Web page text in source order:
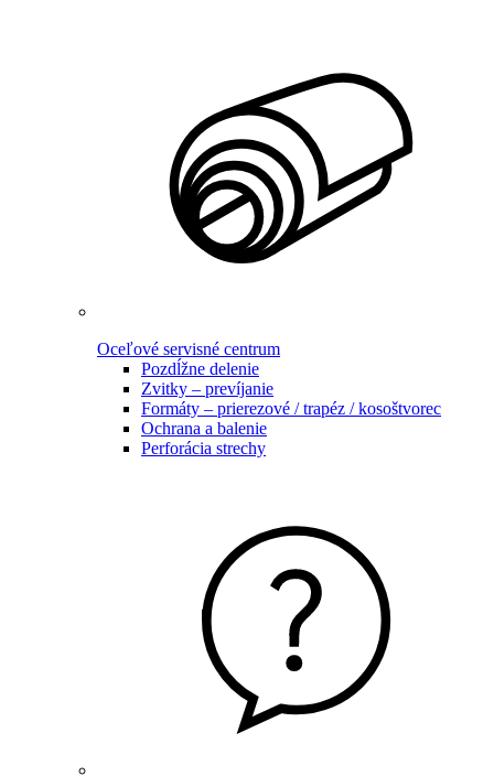
Oceľové servisné centrum
Pozdĺžne delenie
Zvitky – prevíjanie
Formáty – prierezové / trapéz / kosoštvorec
Ochrana a balenie
Perforácia strechy